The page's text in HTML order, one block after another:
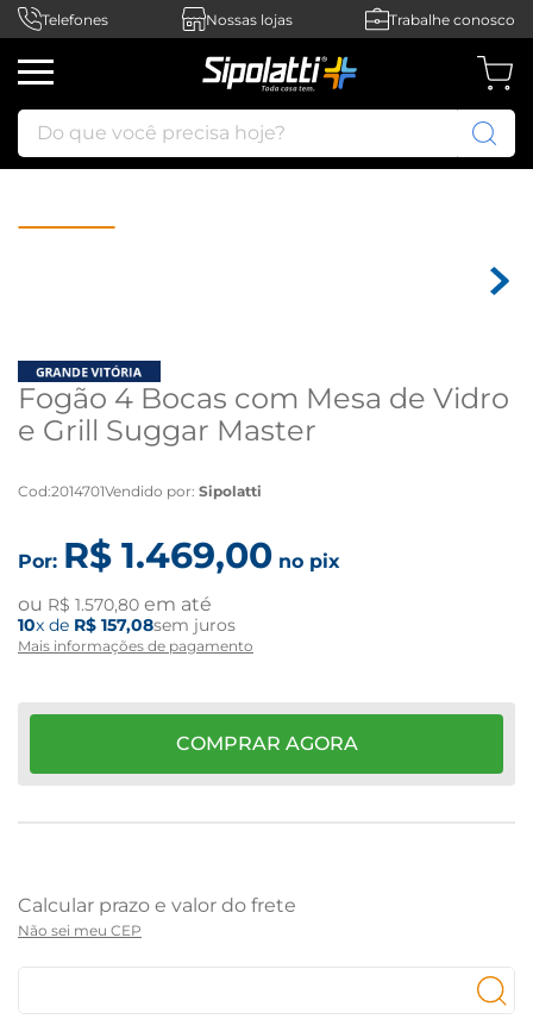
Telefones Nossas lojas Trabalhe conosco
Do que você precisa hoje?
Fogão 4 Bocas com Mesa de Vidro
e Grill Suggar Master
Cod:2014701Vendido por: Sipolatti
Por: R$ 1.469,00 no pix
ou R$ 1.570,80 em até
10x de R$ 157,08sem juros
Mais informações de pagamento
COMPRAR AGORA
Não sei meu CEP